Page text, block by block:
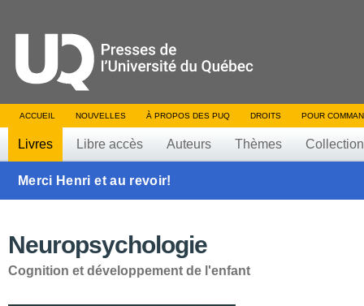
ACCUEIL NOUVELLES À PROPOS DES PUQ DROITS POUR
Livres Libre accès Auteurs Thèmes
Merci Henri et au revoir!
Neuropsychologie
Cognition et développement de l'enfant